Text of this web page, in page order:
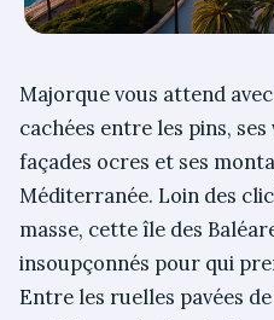
Majorque vous attend
cachées entre les pins,
façades ocres et ses
Méditerranée. Loin des
masse, cette île des
insoupçonnés pour qui
Entre les ruelles pavées